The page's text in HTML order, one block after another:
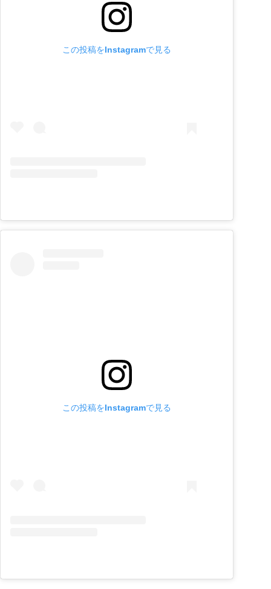
この投稿をInstagramで見る
この投稿をInstagramで見る